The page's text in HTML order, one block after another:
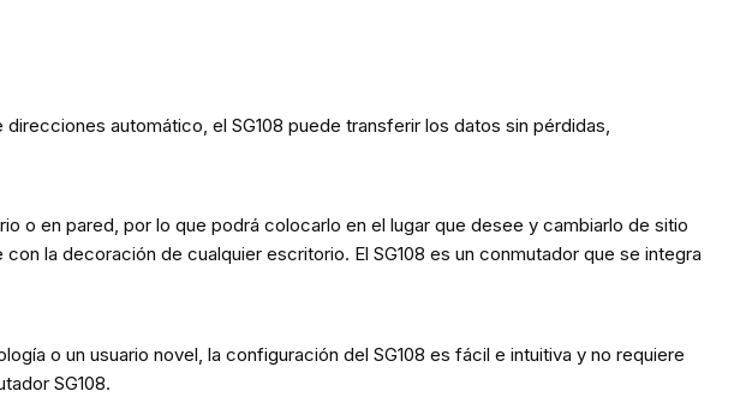
automático, el SG108 puede transferir los datos sin pérdidas,
o en pared, por lo que podrá colocarlo en el lugar que desee y cambiarlo de sitio
la decoración de cualquier escritorio. El SG108 es un conmutador que se integra
o un usuario novel, la configuración del SG108 es fácil e intuitiva y no requiere
SG108.